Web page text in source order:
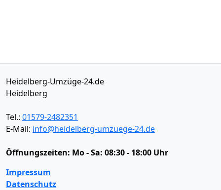
Heidelberg-Umzüge-24.de
Heidelberg
Tel.: 01579-2482351
E-Mail: info@heidelberg-umzuege-24.de
Öffnungszeiten: Mo - Sa: 08:30 - 18:00 Uhr
Impressum
Datenschutz